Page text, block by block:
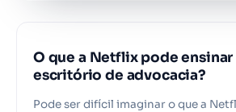
O que a Netflix pode ensinar
escritório de advocacia?
Pode ser difícil imaginar o que a